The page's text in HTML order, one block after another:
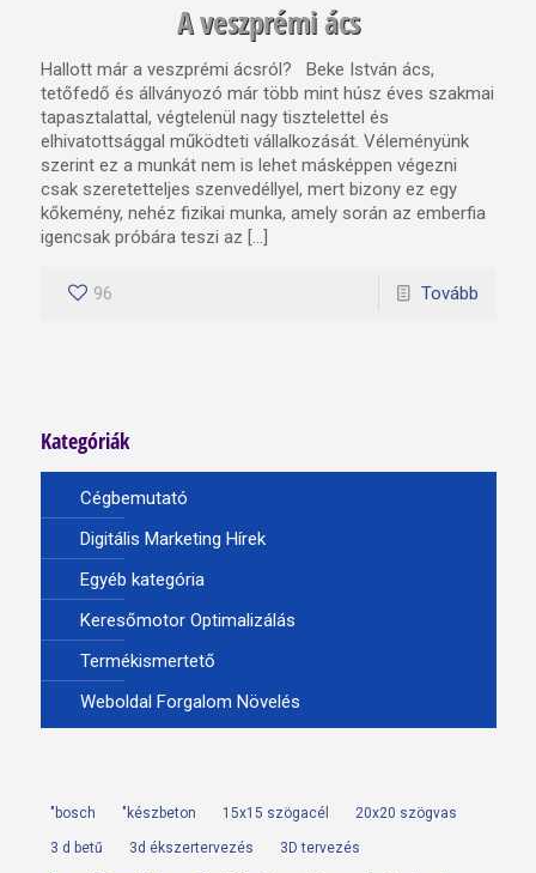
A veszprémi ács
Hallott már a veszprémi ácsról? Beke István ács,
tetőfedő és állványozó már több mint húsz éves szakmai
tapasztalattal, végtelenül nagy tisztelettel és
elhivatottsággal működteti vállalkozását. Véleményünk
szerint ez a munkát nem is lehet másképpen végezni
csak szeretetteljes szenvedéllyel, mert bizony ez egy
kőkemény, nehéz fizikai munka, amely során az emberfia
igencsak próbára teszi az […]
96 Tovább
Kategóriák
Cégbemutató
Digitális Marketing Hírek
Egyéb kategória
Keresőmotor Optimalizálás
Termékismertető
Weboldal Forgalom Növelés
"bosch "készbeton 15x15 szögacél 20x20 szögvas
3 d betű 3d ékszertervezés 3D tervezés